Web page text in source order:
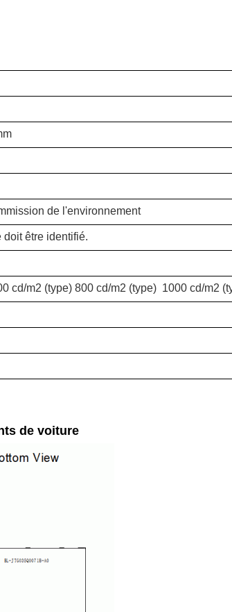
de l'environnement
doit être identifié.
cd/m2 (type) 800 cd/m2 (type) 1000 cd/m2
de voiture